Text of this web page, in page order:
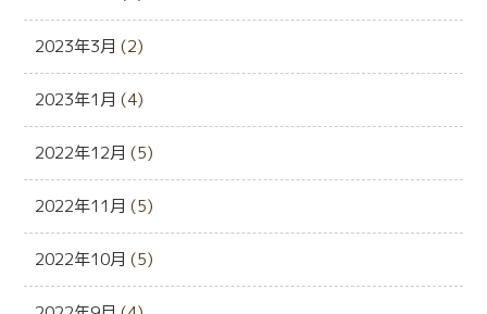
2023年3月 (2)
2023年1月 (4)
2022年12月 (5)
2022年11月 (5)
2022年10月 (5)